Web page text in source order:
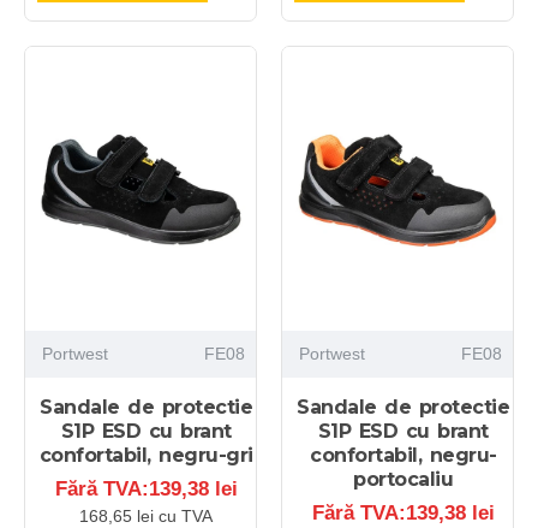
Portwest FE08
Sandale de protectie
S1P ESD cu brant
confortabil, negru-gri
Fără TVA:139,38 lei
168,65 lei cu TVA
Portwest FE08
Sandale de protectie
S1P ESD cu brant
confortabil, negru-
portocaliu
Fără TVA:139,38 lei